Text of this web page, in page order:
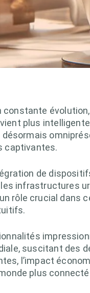
constante
plus
désormais
captivantes.
de
infrastructures
rôle crucial dans
suscitant des
l’impact
plus